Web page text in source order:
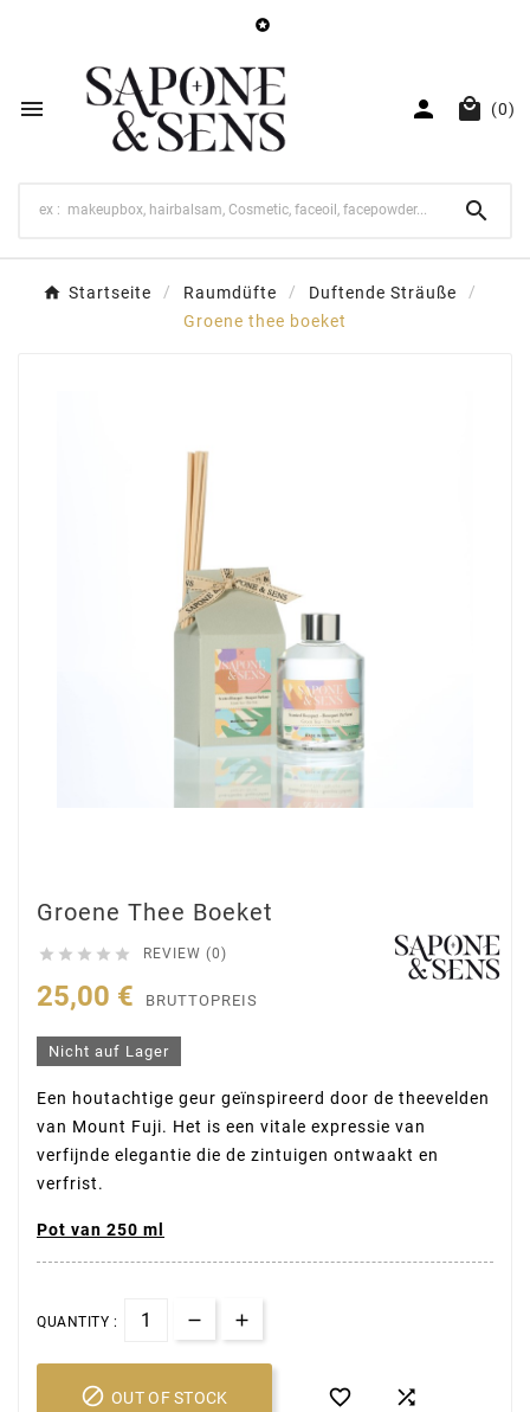

   (0)

Startseite Raumdüfte
Duftende Sträuße
Groene thee boeket
Groene Thee Boeket
     REVIEW (0)
25,00 € BRUTTOPREIS
Nicht auf Lager
Een houtachtige geur geïnspireerd door de theevelden
van Mount Fuji. Het is een vitale expressie van
verfijnde elegantie die de zintuigen ontwaakt en
verfrist.
Pot van 250 ml
QUANTITY :
 OUT OF STOCK  